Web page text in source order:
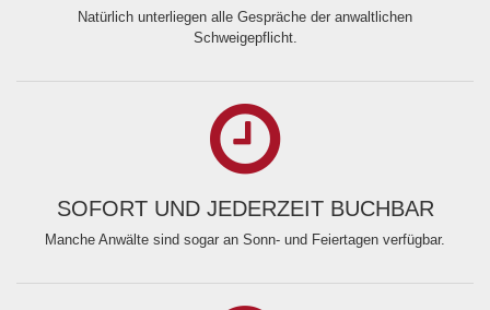
Natürlich unterliegen alle Gespräche der anwaltlichen
Schweigepflicht.
SOFORT UND JEDERZEIT BUCHBAR
Manche Anwälte sind sogar an Sonn- und Feiertagen verfügbar.